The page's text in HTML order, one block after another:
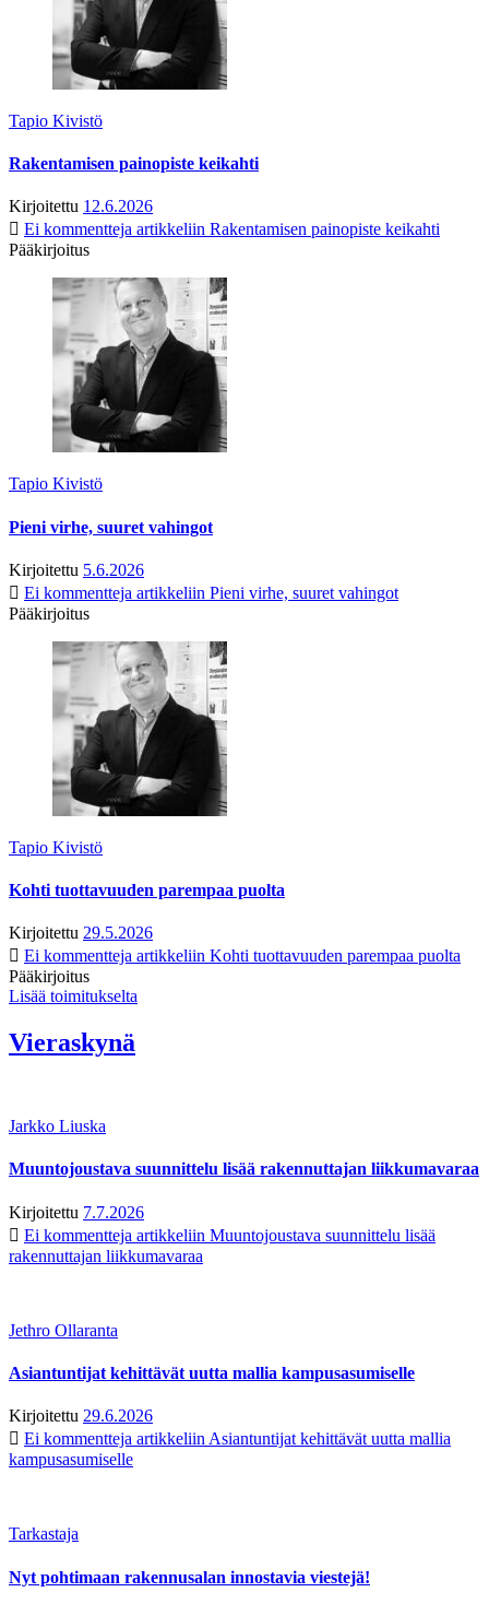
Tapio Kivistö
Rakentamisen painopiste keikahti
Kirjoitettu 12.6.2026
Ei kommentteja artikkeliin Rakentamisen painopiste keikahti
Pääkirjoitus
Tapio Kivistö
Pieni virhe, suuret vahingot
Kirjoitettu 5.6.2026
Ei kommentteja artikkeliin Pieni virhe, suuret vahingot
Pääkirjoitus
Tapio Kivistö
Kohti tuottavuuden parempaa puolta
Kirjoitettu 29.5.2026
Ei kommentteja artikkeliin Kohti tuottavuuden parempaa puolta
Pääkirjoitus
Lisää toimitukselta
Vieraskynä
Jarkko Liuska
Muuntojoustava suunnittelu lisää rakennuttajan liikkumavaraa
Kirjoitettu 7.7.2026
Ei kommentteja artikkeliin Muuntojoustava suunnittelu lisää
rakennuttajan liikkumavaraa
Jethro Ollaranta
Asiantuntijat kehittävät uutta mallia kampusasumiselle
Kirjoitettu 29.6.2026
Ei kommentteja artikkeliin Asiantuntijat kehittävät uutta mallia
kampusasumiselle
Tarkastaja
Nyt pohtimaan rakennusalan innostavia viestejä!